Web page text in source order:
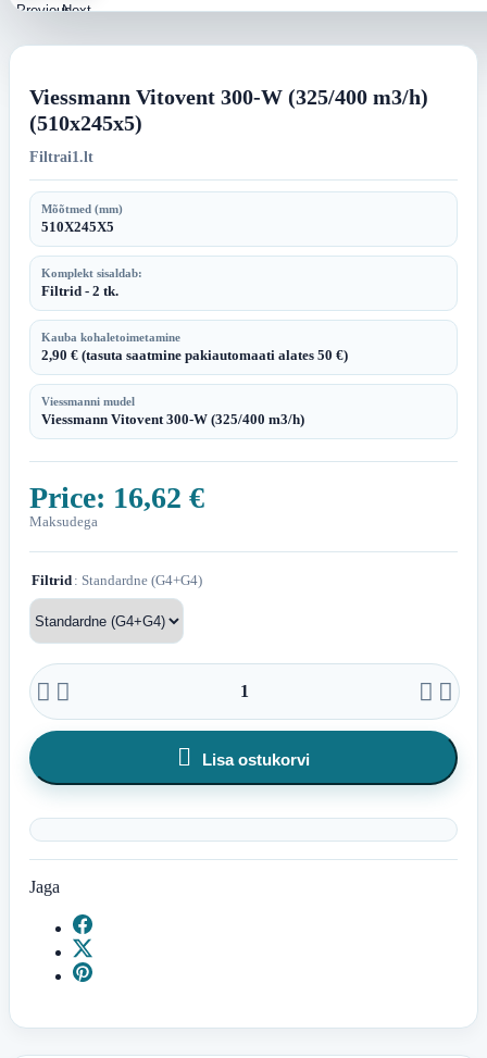
PreviousNext
Viessmann Vitovent 300-W (325/400 m3/h)
(510x245x5)
Filtrai1.lt
Mõõtmed (mm)
510X245X5
Komplekt sisaldab:
Filtrid - 2 tk.
Kauba kohaletoimetamine
2,90 € (tasuta saatmine pakiautomaati alates 50 €)
Viessmanni mudel
Viessmann Vitovent 300-W (325/400 m3/h)
Price: 16,62 €
Maksudega
Filtrid : Standardne (G4+G4)
   
 Lisa ostukorvi
Jaga